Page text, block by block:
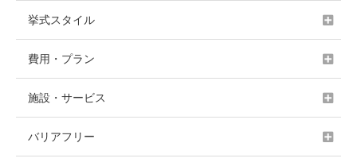
挙式スタイル
費用・プラン
施設・サービス
バリアフリー